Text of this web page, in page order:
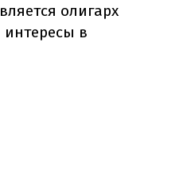
олигарх
интересы в